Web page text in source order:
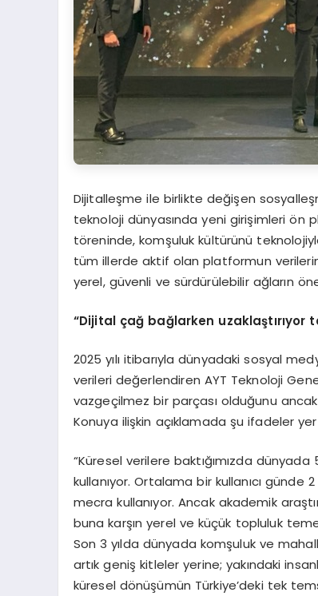
Dijitalleşme ile birlikte değişen
teknoloji dünyasında yeni girişimleri ön
töreninde, komşuluk kültürünü
tüm illerde aktif olan platformun
yerel, güvenli ve sürdürülebilir ağların
“Dijital çağ bağlarken uzaklaştırıyor
2025 yılı itibarıyla dünyadaki sosyal
verileri değerlendiren AYT Teknoloji
vazgeçilmez bir parçası olduğunu ancak
Konuya ilişkin açıklamada şu ifadeler yer
“Küresel verilere baktığımızda
kullanıyor. Ortalama bir kullanıcı
mecra kullanıyor. Ancak akademik
buna karşın yerel ve küçük topluluk
Son 3 yılda dünyada komşuluk ve
artık geniş kitleler yerine; yakındaki
küresel dönüşümün Türkiye’deki tek